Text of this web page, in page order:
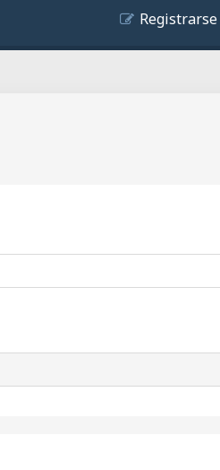
Registrarse